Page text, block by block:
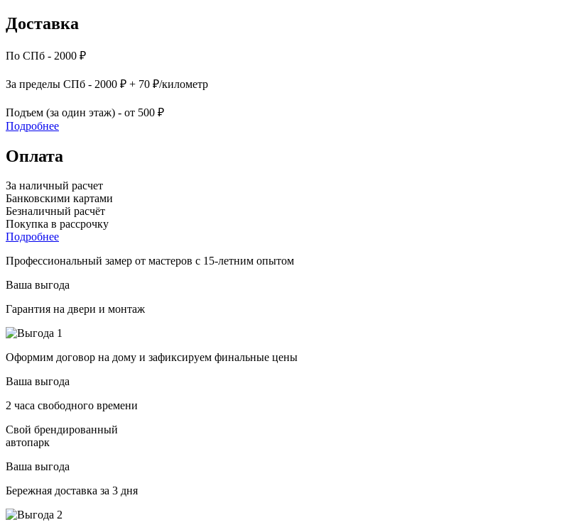
Доставка
По СПб - 2000 ₽
За пределы СПб - 2000 ₽ + 70 ₽/километр
Подъем (за один этаж) - от 500 ₽
Подробнее
Оплата
За наличный расчет
Банковскими картами
Безналичный расчёт
Покупка в рассрочку
Подробнее
Профессиональный замер от мастеров с 15-летним опытом
Ваша выгода
Гарантия на двери и монтаж
Оформим договор на дому и зафиксируем финальные цены
Ваша выгода
2 часа свободного времени
Свой брендированный
автопарк
Ваша выгода
Бережная доставка за 3 дня